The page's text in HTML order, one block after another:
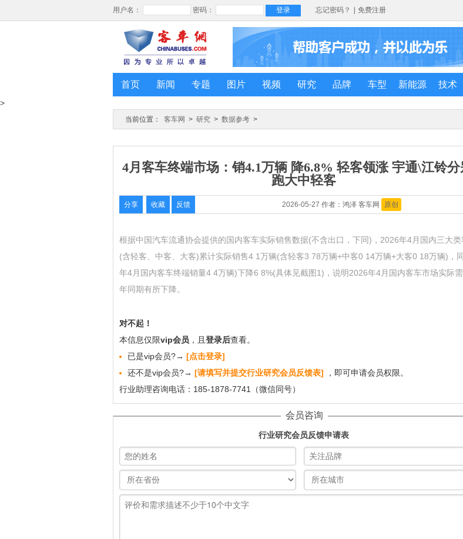
首页 新闻 专题 图片 视频 研究 品牌 车型 新能源 技术
>
当前位置： 客车网 > 研究 > 数据参考 >
4月客车终端市场：销4.1万辆 降6.8% 轻客领涨 宇通\江铃分
跑大中轻客
2026-05-27 作者：鸿泽 客车网 原创
分享 收藏 反馈
根据中国汽车流通协会提供的国内客车实际销售数据(不含出口，下同)，2026年4月国内三大类
(含轻客、中客、大客)累计实际销售4 1万辆(含轻客3 78万辆+中客0 14万辆+大客0 18万辆)，
年4月国内客车终端销量4 4万辆)下降6 8%(具体见截图1)，说明2026年4月国内客车市场实际
年同期有所下降。
对不起！
本信息仅限vip会员 ，且 登录后查看。
已是vip会员?→ [点击登录]
还不是vip会员?→ [请填写并提交行业研究会员反馈表]
，即可申请会员权限。
行业助理咨询电话：185-1878-7741（微信同号）
会员咨询
行业研究会员反馈申请表